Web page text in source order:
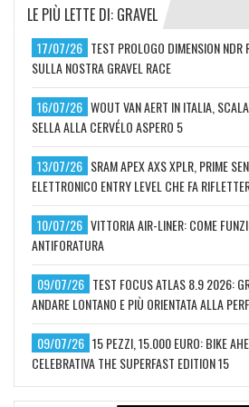
LE PIÙ LETTE DI: GRAVEL
17/07/26 TEST PROLOGO DIMENSION
SULLA NOSTRA GRAVEL RACE
16/07/26 WOUT VAN AERT IN ITALIA,
SELLA ALLA CERVÉLO ASPERO 5
13/07/26 SRAM APEX AXS XPLR, PRIME
ELETTRONICO ENTRY LEVEL CHE FA
10/07/26 VITTORIA AIR-LINER: COME
ANTIFORATURA
09/07/26 TEST FOCUS ATLAS 8.9 2026:
ANDARE LONTANO E PIÙ ORIENTATA ALLA
09/07/26 15 PEZZI, 15.000 EURO: BIKE
CELEBRATIVA THE SUPERFAST EDITION 15